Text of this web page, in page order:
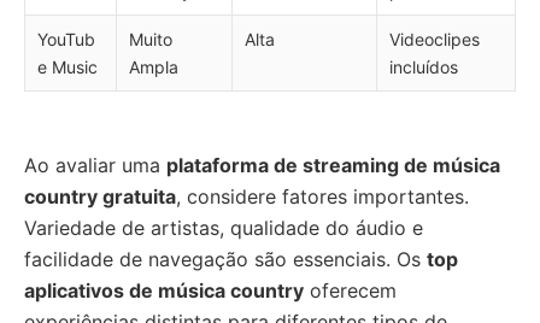
YouTub
e Music
Muito
Ampla
Alta
Videoclipes
incluídos
Ao avaliar uma plataforma de streaming de música
country gratuita, considere fatores importantes.
Variedade de artistas, qualidade do áudio e
facilidade de navegação são essenciais. Os top
aplicativos de música country oferecem